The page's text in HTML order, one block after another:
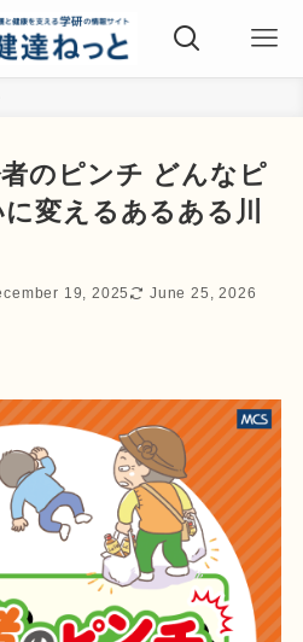
のピンチ どんなピ
変えるあるある川
19, 2025 June 25, 2026